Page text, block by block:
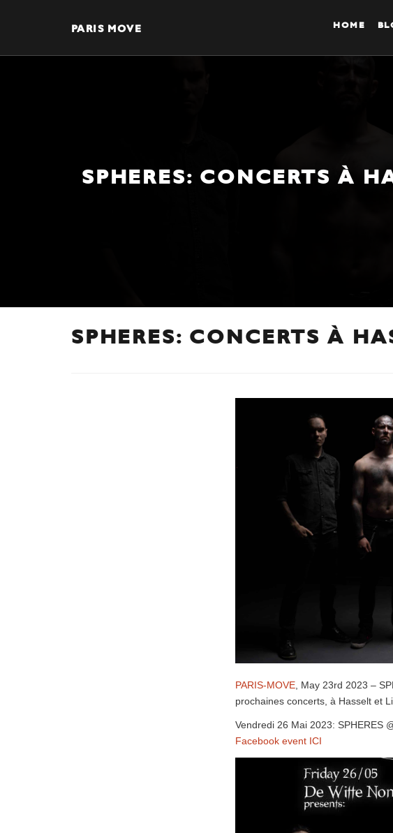
PARIS MOVE HOME
SPHERES: CONCERTS À
SPHERES: CONCERTS À
PARIS-MOVE , May 23rd 2023 –
prochaines concerts, à Hasselt et
Vendredi 26 Mai 2023: SPHERES
Facebook event ICI